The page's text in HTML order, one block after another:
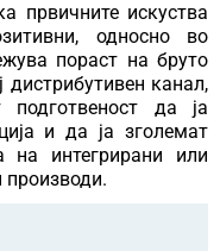
првичните искуства
односно во
пораст на бруто
дистрибутивен канал,
да ја
и да ја зголемат
на интегрирани или
производи.